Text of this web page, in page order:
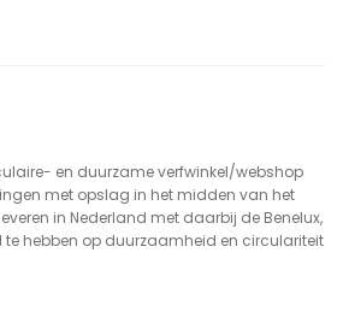
en duurzame verfwinkel/webshop
met opslag in het midden van het
in Nederland met daarbij de Benelux,
te hebben op duurzaamheid en circulariteit